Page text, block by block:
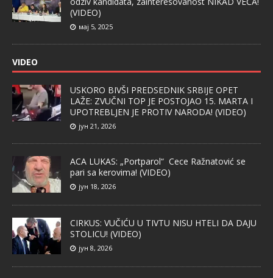
(VIDEO)
мај 5, 2025
VIDEO
USKORO BIVŠI PREDSEDNIK SRBIJE OPET
LAŽE: ZVUČNI TOP JE POSTOJAO 15. MARTA I
UPOTREBLJEN JE PROTIV NARODA! (VIDEO)
јун 21, 2026
ACA LUKAS: „Portparol“ Cece Ražnatović se
pari sa kerovima! (VIDEO)
јун 18, 2026
CIRKUS: VUČIĆU U TIVTU NISU HTELI DA DAJU
STOLICU! (VIDEO)
јун 8, 2026